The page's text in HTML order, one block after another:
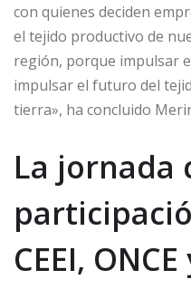
con quienes deciden
el tejido productivo de
región, porque impulsar
impulsar el futuro del
tierra», ha concluido
La jornada
CEEI,